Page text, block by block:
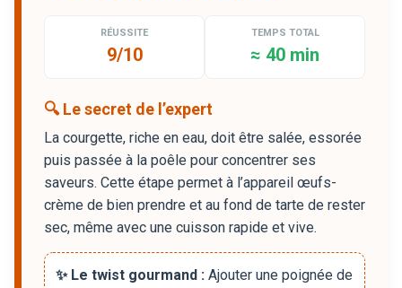
RÉUSSITE
9/10
TEMPS TOTAL
≈ 40 min
🔍 Le secret de l’expert
La courgette, riche en eau, doit être salée, essorée
puis passée à la poêle pour concentrer ses
saveurs. Cette étape permet à l’appareil œufs-
crème de bien prendre et au fond de tarte de rester
sec, même avec une cuisson rapide et vive.
✨ Le twist gourmand : Ajouter une poignée de